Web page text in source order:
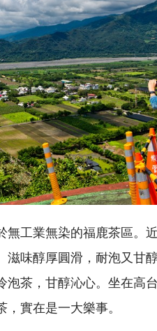
工業無染的福鹿茶區。
味醇厚圓滑，耐泡又甘
茶，甘醇沁心。坐在高
實在是一大樂事。